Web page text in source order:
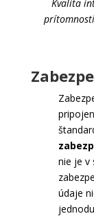
Kvalita
nie je v
údaje